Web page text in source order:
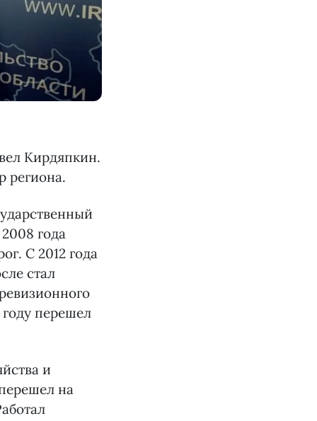
Кирдяпкин.
региона.
года
С 2012 года
стал
году перешел
и
на